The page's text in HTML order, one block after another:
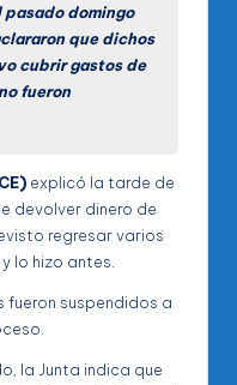
pasado domingo
que dichos
cubrir gastos de
fueron
explicó la tarde de
devolver dinero de
regresar varios
lo hizo antes.
fueron suspendidos a
la Junta indica que